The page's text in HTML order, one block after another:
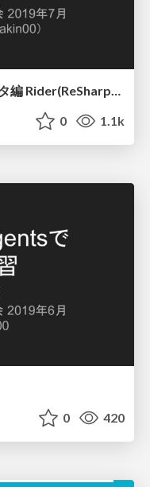
Unityレベルアップ講座 エディタ編 Rider(ReSharper)の話
0 1.1k
0 420